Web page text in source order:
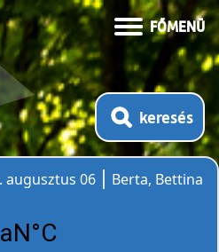
FŐMENÜ
keresés
augusztus 06
Berta, Bettina